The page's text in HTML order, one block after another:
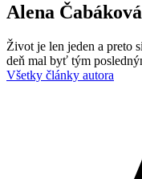
Alena Čabáková
Život je len jeden a preto
deň mal byť tým
Všetky články autora